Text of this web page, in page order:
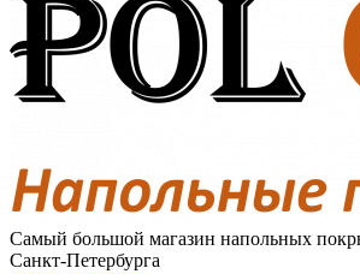
Самый большой магазин напольных
Санкт-Петербурга